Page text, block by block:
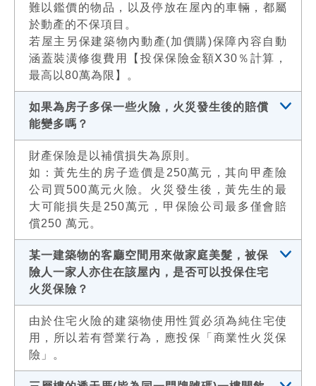
難以鑑價的物品，以及停放在屋內的車輛，都屬
於動產的不保項目。
若屋主另保建築物內動產(加價購)保障內容自動
涵蓋裝潢修復費用【投保保險金額Ⅹ30％計算，
最高以80萬為限】。
如果為房子多保一些火險，火災發生後的賠償
能變多嗎？
財產保險是以補償損失為原則。
如：黃先生的房子造價是250萬元，其向甲產險
公司買500萬元火險。火災發生後，黃先生的最
大可能損失是250萬元，甲保險公司最多僅會賠
償250 萬元。
某一建築物的客廳空間用來做家庭美髮，被保
險人一家人亦住在該屋內，是否可以投保住宅
火災保險？
由於住宅火險的建築物使用性質必須為純住宅使
用，所以若有營業行為，應投保「商業性火災保
險」。